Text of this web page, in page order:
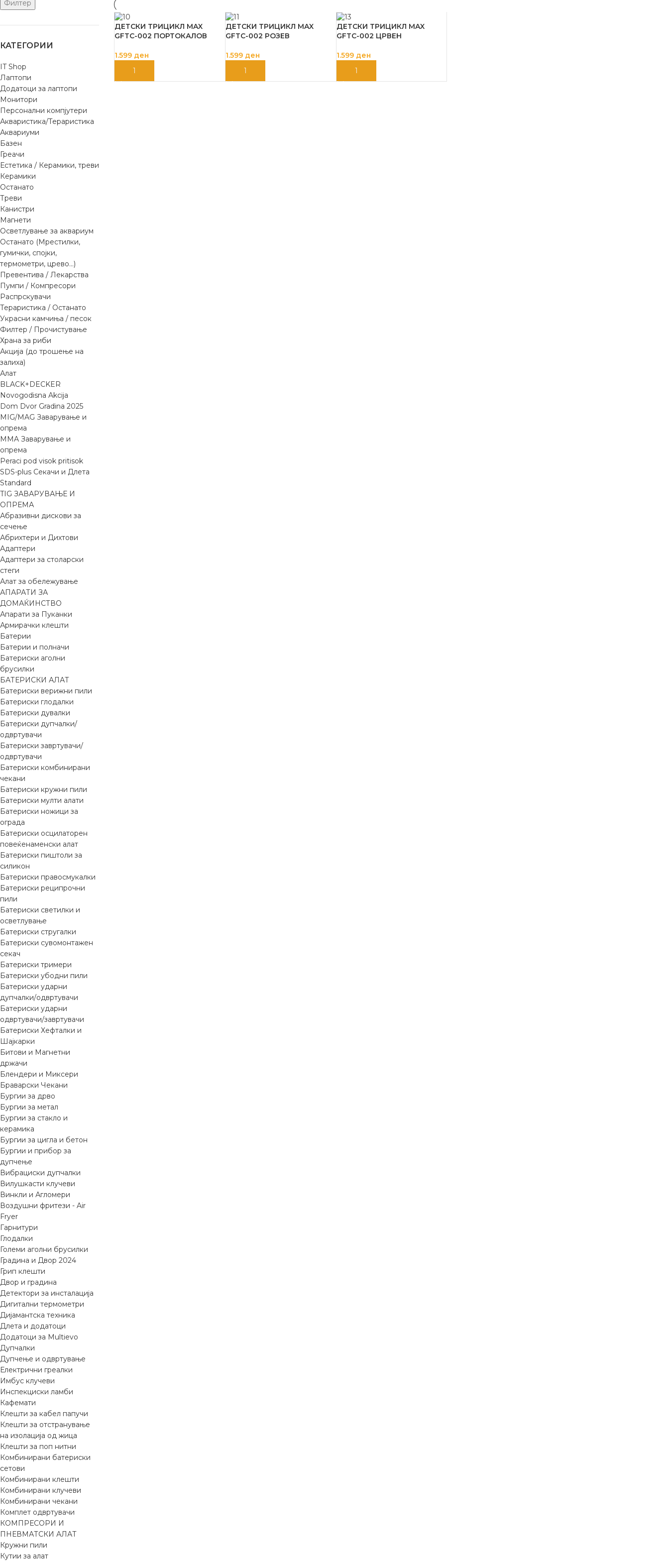
Филтер
КАТЕГОРИИ
IT Shop
Лаптопи
Додатоци за лаптопи
Монитори
Персонални компјутери
Акваристика/Тераристика
Аквариуми
Базен
Греачи
Естетика / Керамики, треви
Керамики
Останато
Треви
Канистри
Магнети
Осветлување за аквариум
Останато (Мрестилки,
гумички, спојки,
термометри, црево...)
Превентива / Лекарства
Пумпи / Компресори
Распрскувачи
Тераристика / Останато
Украсни камчиња / песок
Филтер / Прочистување
Храна за риби
Акција (до трошење на
залиха)
Алат
BLACK+DECKER
Novogodisna Akcija
Dom Dvor Gradina 2025
MIG/MAG Заварување и
опрема
MMA Заварување и
опрема
Peraci pod visok pritisok
SDS-plus Секачи и Длета
Standard
TIG ЗАВАРУВАЊЕ И
ОПРЕМА
Абразивни дискови за
сечење
Абрихтери и Дихтови
Адаптери
Адаптери за столарски
стеги
Алат за обележување
АПАРАТИ ЗА
ДОМАЌИНСТВО
Апарати за Пуканки
Армирачки клешти
Батерии
Батерии и полначи
Батериски аголни
брусилки
БАТЕРИСКИ АЛАТ
Батериски верижни пили
Батериски глодалки
Батериски дувалки
Батериски дупчалки/
одвртувачи
Батериски завртувачи/
одвртувачи
Батериски комбинирани
чекани
Батериски кружни пили
Батериски мулти алати
Батериски ножици за
ограда
Батериски осцилаторен
повеќенаменски алат
Батериски пиштоли за
силикон
Батериски правосмукалки
Батериски реципрочни
пили
Батериски светилки и
осветлување
Батериски стругалки
Батериски сувомонтажен
секач
Батериски тримери
Батериски убодни пили
Батериски ударни
дупчалки/одвртувачи
Батериски ударни
одвртувачи/завртувачи
Батериски Хефталки и
Шајкарки
Битови и Магнетни
држачи
Блендери и Миксери
Браварски Чекани
Бургии за дрво
Бургии за метал
Бургии за стакло и
керамика
Бургии за цигла и бетон
Бургии и прибор за
дупчење
Вибрациски дупчалки
Вилушкасти клучеви
Винкли и Агломери
Воздушни фритези - Air
Fryer
Гарнитури
Глодалки
Големи аголни брусилки
Градина и Двор 2024
Грип клешти
Двор и градина
Детектори за инсталација
Дигитални термометри
Дијамантска техника
Длета и додатоци
Додатоци за Multievo
Дупчалки
Дупчење и одвртување
Електрични греалки
Имбус клучеви
Инспекциски ламби
Кафемати
Клешти за кабел папучи
Клешти за отстранување
на изолација од жица
Клешти за поп нитни
Комбинирани батериски
сетови
Комбинирани клешти
Комбинирани клучеви
Комбинирани чекани
Комплет одвртувачи
КОМПРЕСОРИ И
ПНЕВМАТСКИ АЛАТ
Кружни пили
Кутии за алат
ДЕТСКИ ТРИЦИКЛ MAX
GFTC-002 ПОРТОКАЛОВ
1.599 ден
ДОДАЈ ВО КОШНИЦА
ДЕТСКИ ТРИЦИКЛ MAX
GFTC-002 РОЗЕВ
1.599 ден
ДОДАЈ ВО КОШНИЦА
ДЕТСКИ ТРИЦИКЛ MAX
GFTC-002 ЦРВЕН
1.599 ден
ДОДАЈ ВО КОШНИЦА